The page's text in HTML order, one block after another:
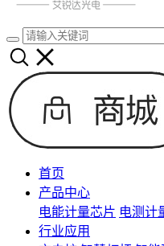
首页
产品中心
电能计量芯片 电测计
行业应用